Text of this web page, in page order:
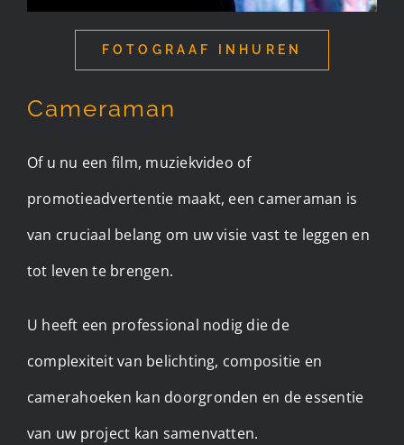
FOTOGRAAF INHUREN
Cameraman
Of u nu een film, muziekvideo of
promotieadvertentie maakt, een cameraman is
van cruciaal belang om uw visie vast te leggen en
tot leven te brengen.
U heeft een professional nodig die de
complexiteit van belichting, compositie en
camerahoeken kan doorgronden en de essentie
van uw project kan samenvatten.